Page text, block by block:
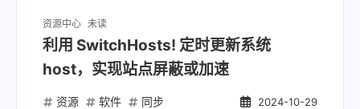
资源中心 未读
利用 SwitchHosts! 定时更新系统
host，实现站点屏蔽或加速
2024-10-29
资源 软件 同步